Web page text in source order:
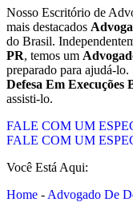
Nosso Escritório de
mais destacados
do Brasil.
PR, temos um
preparado para ajudá-
Defesa Em Execuções
assisti-lo.
FALE COM UM
FALE COM UM
Você Está Aqui:
Home - Advogado De